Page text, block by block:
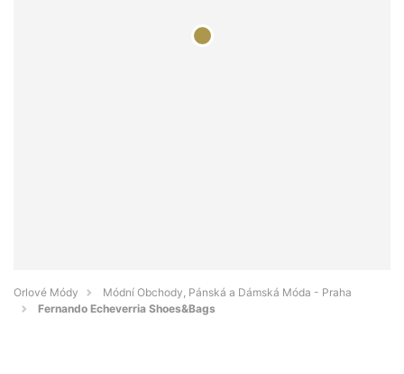
Orlové Módy
Módní Obchody, Pánská a Dámská Móda - Praha
Fernando Echeverria Shoes&Bags